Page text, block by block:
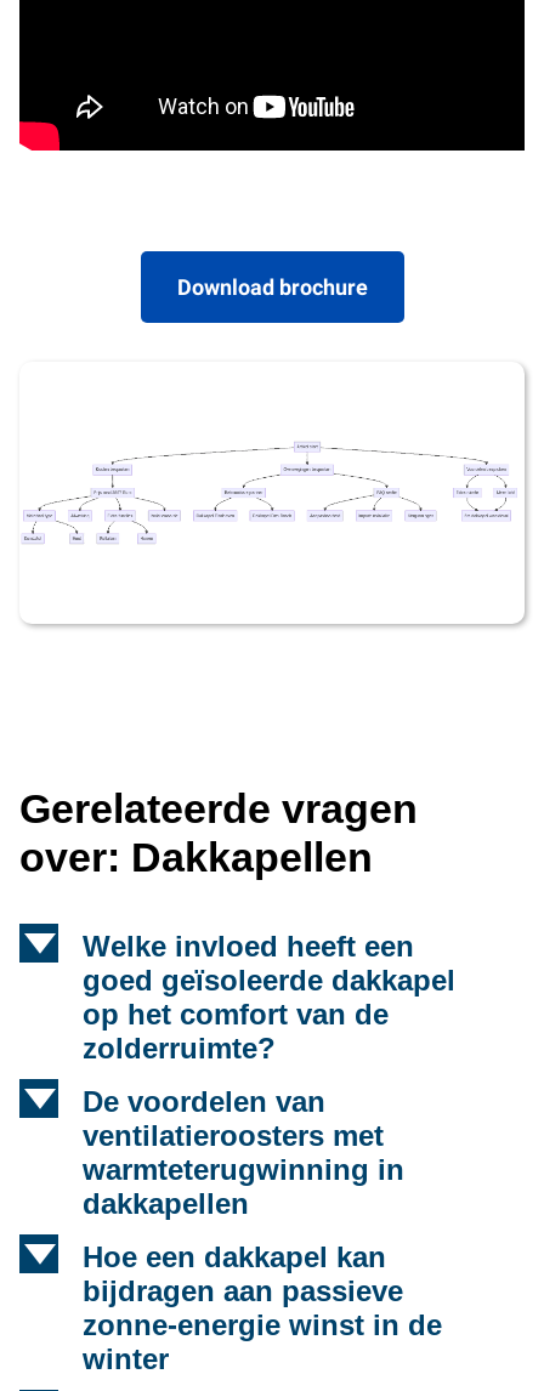
Download brochure
Gerelateerde vragen
over: Dakkapellen
d
Welke invloed heeft een
goed geïsoleerde dakkapel
op het comfort van de
zolderruimte?
d
De voordelen van
ventilatieroosters met
warmteterugwinning in
dakkapellen
d
Hoe een dakkapel kan
bijdragen aan passieve
zonne-energie winst in de
winter